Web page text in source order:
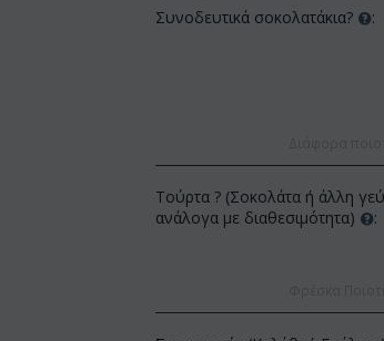
Συνοδευτικά σοκολατάκια? :
Τούρτα ? (Σοκολάτα ή άλλη
ανάλογα με διαθεσιμότητα)
: